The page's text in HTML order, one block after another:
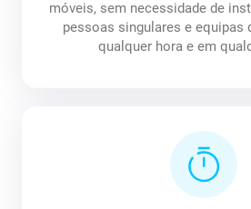
móveis, sem necessidade de
pessoas singulares e equipas
qualquer hora e em